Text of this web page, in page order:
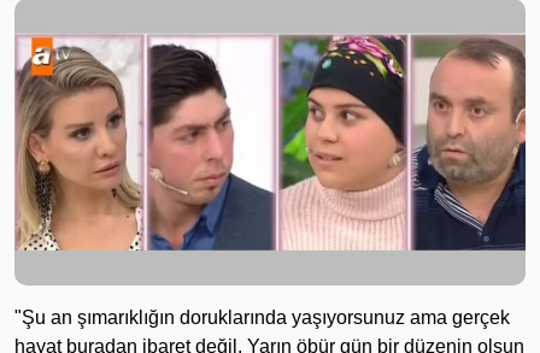
"Şu an şımarıklığın doruklarında yaşıyorsunuz ama gerçek
hayat buradan ibaret değil. Yarın öbür gün bir düzenin olsun